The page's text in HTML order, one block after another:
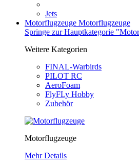
Jets
Motorflugzeuge Motorflugzeuge
Springe zur Hauptkategorie
Weitere Kategorien
FINAL-Warbirds
PILOT RC
AeroFoam
FlyFLy Hobby
Zubehör
Motorflugzeuge
Mehr Details